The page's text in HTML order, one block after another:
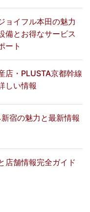
ョイフル本田の魅力
備とお得なサービス
ート
店・PLUSTA京都幹線
しい情報
宿の魅力と最新情報
店舗情報完全ガイド